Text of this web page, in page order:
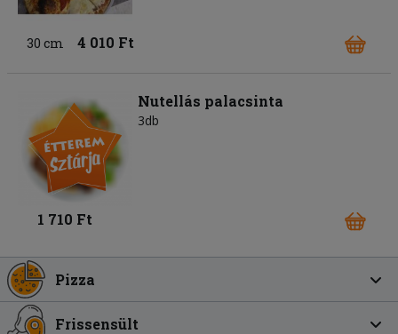
30 cm 4 010 Ft
Nutellás palacsinta
3db
1 710 Ft
Pizza
Frissensült